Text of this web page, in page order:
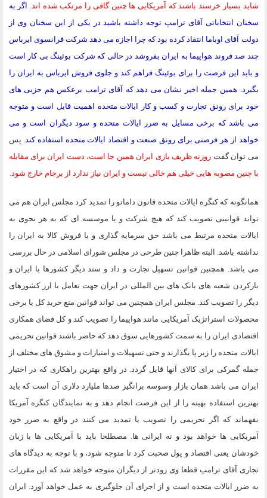
شاید بسیار خرسند باشند که آمریکایی ها چنین گافی را مرتکب شده اند. اگر به
سخنان انتخاباتی آقای ترامپ توجه داشته باشید در یکی از این سخنان وی از
دولت آقای اوباما انتقاد کرده بود که چرا اجازه می دهد شرکت فرانسوی ایرباس
چند صد فروند هواپیما به ایران بفروشد در حالی که شرکت بوئینگ بی کار است
و باید این فرصت را برای بوئینگ فراهم کند و جلوی فروش ایرباس به ایران را
بگیرد. همین جمله اخیر نشان می دهد که آقای ترامب برعکس هم حزبی های
خود برای رونق تجارت و کسب و کار ایالات متحده اهمیت قایل است و متوجه
می باشد که برخی مسایل به ضرر ایالات متحده و سود دیگران است و می
خواهد از هر فرصتی برای رونق صنعت و اقتصاد ایالات متحده استفاده کند. پس
می توان گفت روزنه ظریف بازی ایران همین جا است، دست ایران برای مقابله
با چنین مصوبه هایی خیلی هم خالی نیست و ایران نیاز ندارد از برجام خارج شود.
همانگونه که کنگره ایالات متحده قانون داماتو را تمدید کرد مجلس ایران هم می
تواند قوانینی تصویب کند که هیچ شرکت و یا موسسه ای که به هر نحوی به
ایالات متحده مرتبط می باشد حق سرمایه گذاری و یا فروش کالا به ایران را
نداشته باشد. البته ظاهرا چنین طرحی در مجلس شورای اسلامی در حال بررسی
می باشد. همچنین قوانین تسهیل تجارت و داد و ستد دیگر کشورها با ایران و
بازکردن شعبه های بانک های بین المللی در ایران جهت تعامل با ارز کشورهای
دیگر را تصویب کند. مجلس ایران همچنین می تواند قوانین منع خرید کل یا برخی
محصولات استراتژیک آمریکایی مانند هواپیما را تصویب کند و کل فضای همکاری
اقتصادی ایران را به سمت کشورهایی سوق دهد که حاضر باشند قوانین تحریمی
ایالات متحده را زیر پا بگذارند و حتی تسهیلات و امتیازات و مشوق های مختلف از
جمله گمرکی برای کالای آنها قایل گردد. در واقع بهترین راهکاری که در اختیار
ایران می باشد همان بازار وسوسه برانگیز صدها ملیارد دلاری آن است که باید
بهترین استفاده بهینه را از این فرصت انجام دهد و به نمایندگان کنگره آمریکا
بفهماند که اگر تحریمی را تصویب یا تمدید می کنند در واقع به ضرر خود
آمریکایی ها خواهد بود و نه ایرانی ها. مصطلحا باید با آمریکایی ها با زبان
خودشان یعنی اقتصاد و پول صحبت کرد تا متوجه شود، و با توجه به دیدگاه های
تجاری آقای ترامپ قطعا وی زودتر از دیگران متوجه خواهد شد که این مقررات
به ضرر ایالات متحده است و از اجرای آن جلوگیری به عمل خواهد آورد. ایران